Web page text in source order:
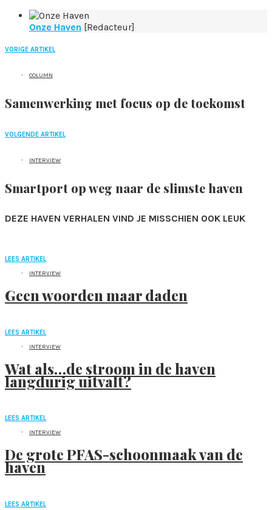
Onze Haven [Redacteur]
VORIGE ARTIKEL
COLUMN
Samenwerking met focus op de toekomst
VOLGENDE ARTIKEL
INTERVIEW
Smartport op weg naar de slimste haven
DEZE HAVEN VERHALEN VIND JE MISSCHIEN OOK LEUK
LEES ARTIKEL
INTERVIEW
Geen woorden maar daden
LEES ARTIKEL
INTERVIEW
Wat als…de stroom in de haven
langdurig uitvalt?
LEES ARTIKEL
INTERVIEW
De grote PFAS-schoonmaak van de
haven
LEES ARTIKEL